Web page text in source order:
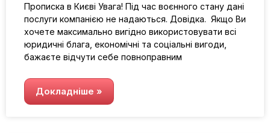
Прописка в Києві Увага! Під час воєнного стану дані
послуги компанією не надаються. Довідка. Якщо Ви
хочете максимально вигідно використовувати всі
юридичні блага, економічні та соціальні вигоди,
бажаєте відчути себе повноправним
Докладніше »